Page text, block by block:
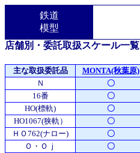
鉄道
模型
店舗別・委託取扱スケール一覧
主な取扱委託品 MONTA(秋葉原)
Ｎ
〇
16番
〇
HO(標軌)
〇
HO1067(狭軌）
〇
ＨＯ762(ナロー)
〇
Ｏ・Ｏｊ
〇